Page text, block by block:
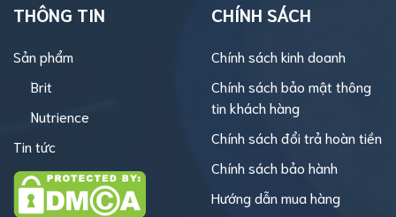
THÔNG TIN
Sản phẩm
Brit
Nutrience
Tin tức
CHÍNH SÁCH
Chính sách kinh doanh
Chính sách bảo mật thông
tin khách hàng
Chính sách đổi trả hoàn tiền
Chính sách bảo hành
Hướng dẫn mua hàng